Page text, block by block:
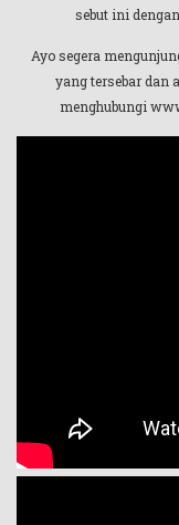
sebut ini
Ayo segera
yang tersebar dan
menghubungi